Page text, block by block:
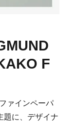
F
ァインペーパ
題に、デザイナ